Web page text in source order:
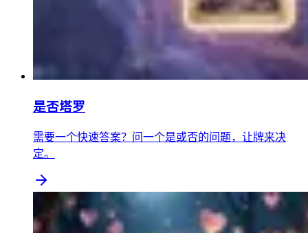
是否塔罗
需要一个快速答案？问一个是或否的问题，让牌来决
定。